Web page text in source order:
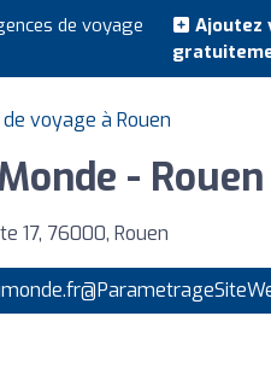
de voyage
Ajoutez
voyage à Rouen
- Rouen
17, 76000, Rouen